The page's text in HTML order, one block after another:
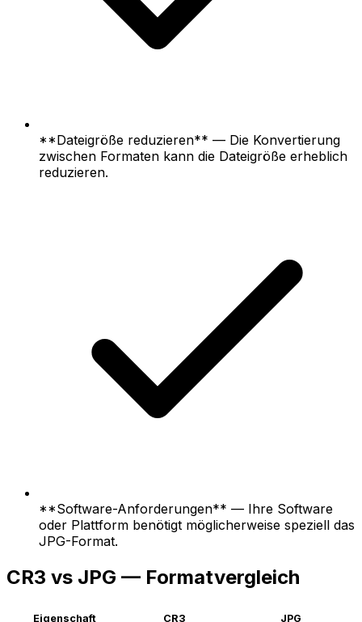
**Dateigröße reduzieren** — Die Konvertierung
zwischen Formaten kann die Dateigröße erheblich
reduzieren.
**Software-Anforderungen** — Ihre Software
oder Plattform benötigt möglicherweise speziell das
JPG-Format.
CR3 vs JPG — Formatvergleich
Eigenschaft CR3 JPG